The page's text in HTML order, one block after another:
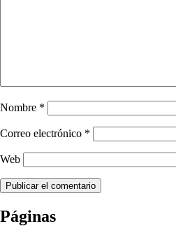
Nombre *
Correo electrónico *
Web
Navegación
← IMG_20190610_191103.jpg
Páginas